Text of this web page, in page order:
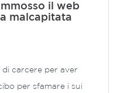
il web
malcapitata
di carcere per aver
per sfamare i sui